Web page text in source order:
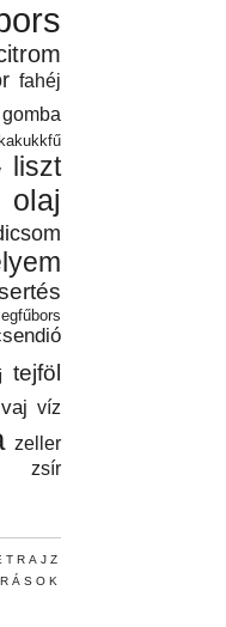
fahéj
gomba
kakukkfű
liszt
olaj
tejföl
vaj víz
zeller
zsír